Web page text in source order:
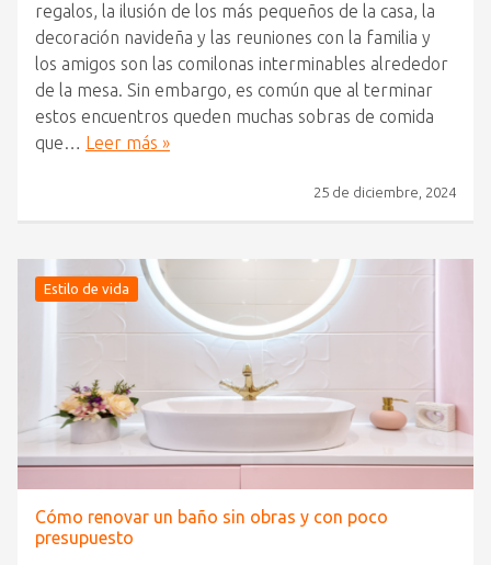
regalos, la ilusión de los más pequeños de la casa, la
decoración navideña y las reuniones con la familia y
los amigos son las comilonas interminables alrededor
de la mesa. Sin embargo, es común que al terminar
estos encuentros queden muchas sobras de comida
que…
Leer más »
25 de diciembre, 2024
Estilo de vida
Cómo renovar un baño sin obras y con poco
presupuesto